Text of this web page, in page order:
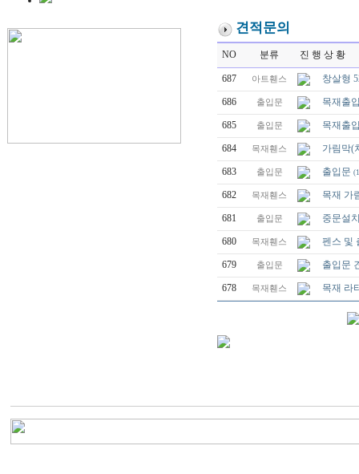
견적문의
NO 분류 진 행 상
687 아트휀스 창살형
686 출입문 목재출
685 출입문 목재출
684 목재휀스 가림막(
683 출입문 출입문
682 목재휀스 목재 가
681 출입문 중문설
680 목재휀스 펜스 및
679 출입문 출입문
678 목재휀스 목재 라